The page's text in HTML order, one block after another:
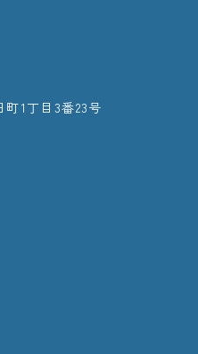
1丁目3番23号